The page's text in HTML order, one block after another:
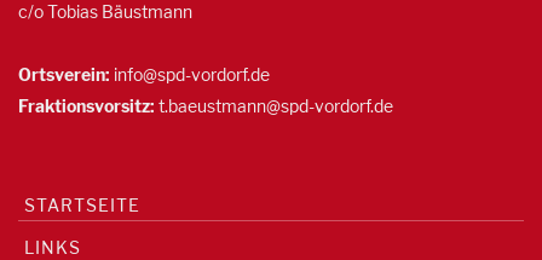
c/o Tobias Bäustmann
Ortsverein: info@spd-vordorf.de
Fraktionsvorsitz: t.baeustmann@spd-vordorf.de
STARTSEITE
LINKS